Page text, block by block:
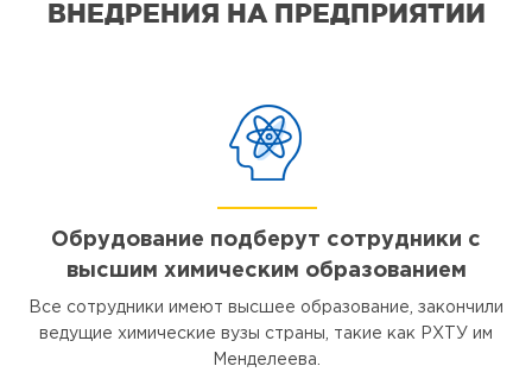
ВНЕДРЕНИЯ НА ПРЕДПРИЯТИИ
Обрудование подберут сотрудники с
высшим химическим образованием
Все сотрудники имеют высшее образование, закончили
ведущие химические вузы страны, такие как РХТУ им
Менделеева.